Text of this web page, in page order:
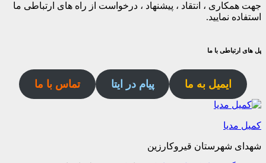
جهت همکاری ، انتقاد ، پیشنهاد ، درخواست از راه های ارتباطی ما
استفاده نمایید.
پل های ارتباطی با ما
ایمیل به ما پیام در ایتا تماس با ما
کمیل مدیا
شهدای شهرستان قیروکارزین